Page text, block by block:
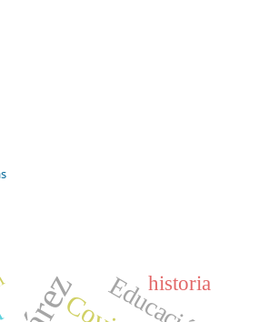
historia